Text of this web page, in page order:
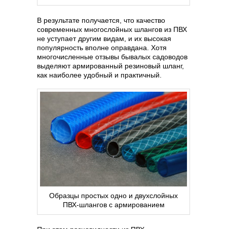
В результате получается, что качество
современных многослойных шлангов из ПВХ
не уступает другим видам, и их высокая
популярность вполне оправдана. Хотя
многочисленные отзывы бывалых садоводов
выделяют армированный резиновый шланг,
как наиболее удобный и практичный.
Образцы простых одно и двухслойных
ПВХ-шлангов с армированием